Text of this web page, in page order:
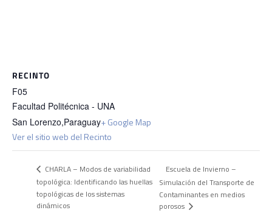
RECINTO
F05
Facultad Politécnica - UNA
San Lorenzo,Paraguay+ Google Map
Ver el sitio web del Recinto
CHARLA – Modos de variabilidad
topológica: Identificando las huellas
topológicas de los sistemas
dinámicos
Escuela de Invierno –
Simulación del Transporte de
Contaminantes en medios
porosos